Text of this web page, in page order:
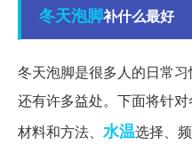
冬天泡脚补什么最好
冬天泡脚是很多人的日常
还有许多益处。下面将针
材料和方法、 水温选择、